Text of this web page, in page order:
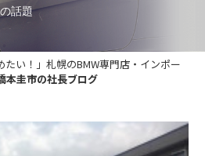
話題
たい！」札幌のBMW専門店・インポー
本圭市の社長ブログ